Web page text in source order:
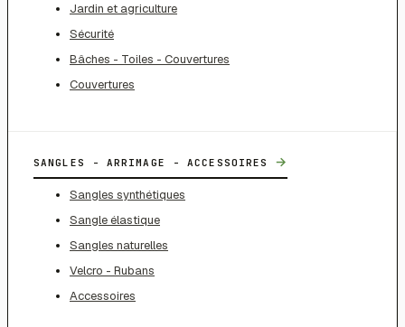
Jardin et agriculture
Sécurité
Bâches - Toiles - Couvertures
Couvertures
SANGLES - ARRIMAGE - ACCESSOIRES →
Sangles synthétiques
Sangle élastique
Sangles naturelles
Velcro - Rubans
Accessoires